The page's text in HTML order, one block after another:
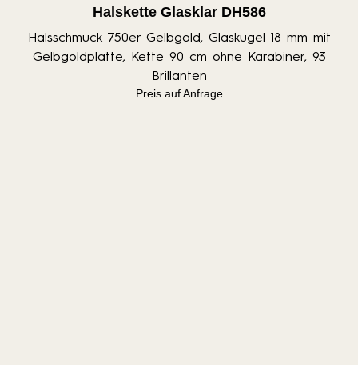
Halskette Glasklar DH586
Halsschmuck 750er Gelbgold, Glaskugel 18 mm mit
Gelbgoldplatte, Kette 90 cm ohne Karabiner, 93
Brillanten
Preis auf Anfrage